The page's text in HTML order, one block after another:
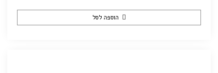
הוספה לסל